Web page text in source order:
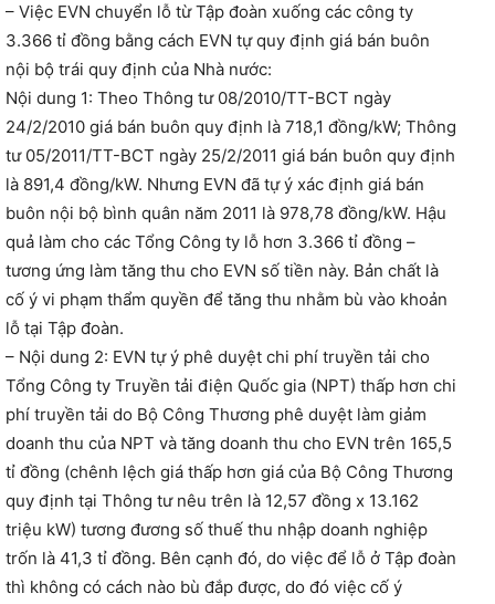
– Việc EVN chuyển lỗ từ Tập đoàn xuống các công ty
3.366 tỉ đồng bằng cách EVN tự quy định giá bán buôn
nội bộ trái quy định của Nhà nước:
Nội dung 1: Theo Thông tư 08/2010/TT-BCT ngày
24/2/2010 giá bán buôn quy định là 718,1 đồng/kW; Thông
tư 05/2011/TT-BCT ngày 25/2/2011 giá bán buôn quy định
là 891,4 đồng/kW. Nhưng EVN đã tự ý xác định giá bán
buôn nội bộ bình quân năm 2011 là 978,78 đồng/kW. Hậu
quả làm cho các Tổng Công ty lỗ hơn 3.366 tỉ đồng –
tương ứng làm tăng thu cho EVN số tiền này. Bản chất là
cố ý vi phạm thẩm quyền để tăng thu nhằm bù vào khoản
lỗ tại Tập đoàn.
– Nội dung 2: EVN tự ý phê duyệt chi phí truyền tải cho
Tổng Công ty Truyền tải điện Quốc gia (NPT) thấp hơn chi
phí truyền tải do Bộ Công Thương phê duyệt làm giảm
doanh thu của NPT và tăng doanh thu cho EVN trên 165,5
tỉ đồng (chênh lệch giá thấp hơn giá của Bộ Công Thương
quy định tại Thông tư nêu trên là 12,57 đồng x 13.162
triệu kW) tương đương số thuế thu nhập doanh nghiệp
trốn là 41,3 tỉ đồng. Bên cạnh đó, do việc để lỗ ở Tập đoàn
thì không có cách nào bù đắp được, do đó việc cố ý